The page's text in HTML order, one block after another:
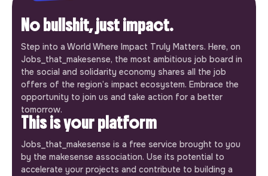
No bullshit, just impact.
Step into a World Where Impact Truly Matters. Here, on
Jobs_that_makesense, the most ambitious job board in
the social and solidarity economy shares all the job
offers of the region’s impact ecosystem. Embrace the
opportunity to join us and take action for a better
tomorrow.
This is your platform
Jobs_that_makesense is a free service brought to you
by the makesense association. Use its potential to
accelerate your projects and contribute to building a